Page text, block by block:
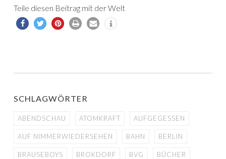
Teile diesen Beitrag mit der Welt
SCHLAGWÖRTER
ABENDSCHAU ATOMKRAFT AUFGEGESSEN
AUF NIMMERWIEDERSEHEN BAHN BERLIN
BRAUSEBOYS BROKDORF BVG BÜCHER